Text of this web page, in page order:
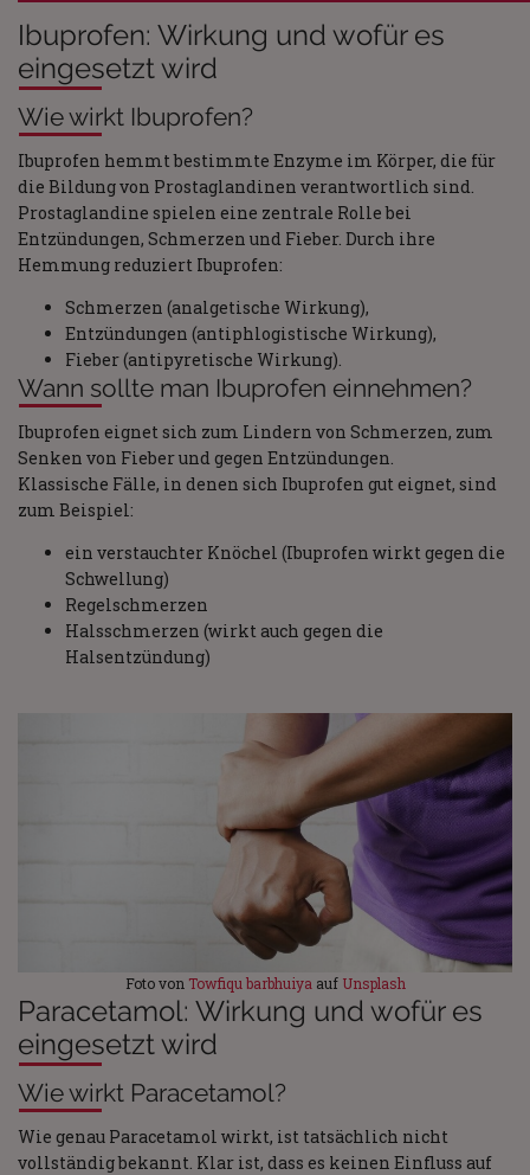
Ibuprofen: Wirkung und wofür es
eingesetzt wird
Wie wirkt Ibuprofen?
Ibuprofen hemmt bestimmte Enzyme im Körper, die für
die Bildung von Prostaglandinen verantwortlich sind.
Prostaglandine spielen eine zentrale Rolle bei
Entzündungen, Schmerzen und Fieber. Durch ihre
Hemmung reduziert Ibuprofen:
Schmerzen (analgetische Wirkung),
Entzündungen (antiphlogistische Wirkung),
Fieber (antipyretische Wirkung).
Wann sollte man Ibuprofen einnehmen?
Ibuprofen eignet sich zum Lindern von Schmerzen, zum
Senken von Fieber und gegen Entzündungen.
Klassische Fälle, in denen sich Ibuprofen gut eignet, sind
zum Beispiel:
ein verstauchter Knöchel (Ibuprofen wirkt gegen die
Schwellung)
Regelschmerzen
Halsschmerzen (wirkt auch gegen die
Halsentzündung)
Foto von Towfiqu barbhuiya auf Unsplash
Paracetamol: Wirkung und wofür es
eingesetzt wird
Wie wirkt Paracetamol?
Wie genau Paracetamol wirkt, ist tatsächlich nicht
vollständig bekannt. Klar ist, dass es keinen Einfluss auf